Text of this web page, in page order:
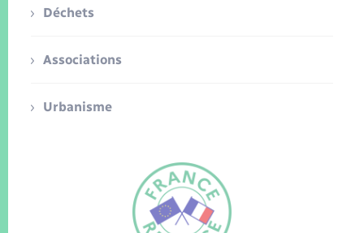
Déchets
Associations
Urbanisme